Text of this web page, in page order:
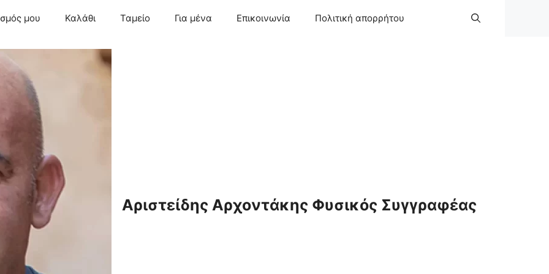
μου Καλάθι Ταμείο Για μένα Επικοινωνία Πολιτική απορρήτου
Αριστείδης Αρχοντάκης Φυσικός Συγγραφέας